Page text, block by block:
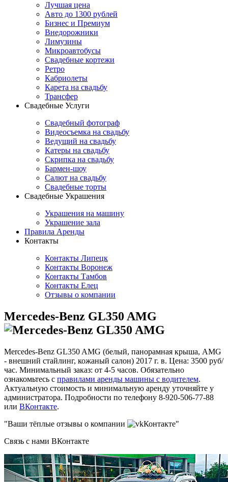
Лучшая цена
Авто до 1300 рублей
Бизнес и Премиум
Внедорожники
Лимузины
Микроавтобусы
Свадебные кортежи
Ретро
Кабриолеты
Карета на свадьбу
Трансфер
Свадебные Услуги
Свадебный фотограф
Видеосъемка на свадьбу
Ведущий на свадьбу
Катеры на свадьбу
Скрипка на свадьбу
Бармен-шоу
Салют на свадьбу
Свадебные торты
Свадебные Украшения
Украшения на машину
Украшение зала
Правила Аренды
Контакты
Контакты Липецк
Контакты Воронеж
Контакты Тамбов
Контакты Елец
Отзывы о компании
Mercedes-Benz GL350 AMG
Mercedes-Benz GL350 AMG (белый, панорамная крыша, AMG
- внешний стайлинг, кожаный салон) 2017 г. в. Цена: 3500 руб/
час. Минимальный заказ: от 4-5 часов. Обязательно
ознакомьтесь с правилами аренды машины с водителем.
Актуальную стоимость и минимальную аренду уточняйте у
администратора. Подробности по телефону 8-920-506-77-88
или ВКонтакте.
"Ваши тёплые отзывы о компании
Контакте"
Связь с нами ВКонтакте